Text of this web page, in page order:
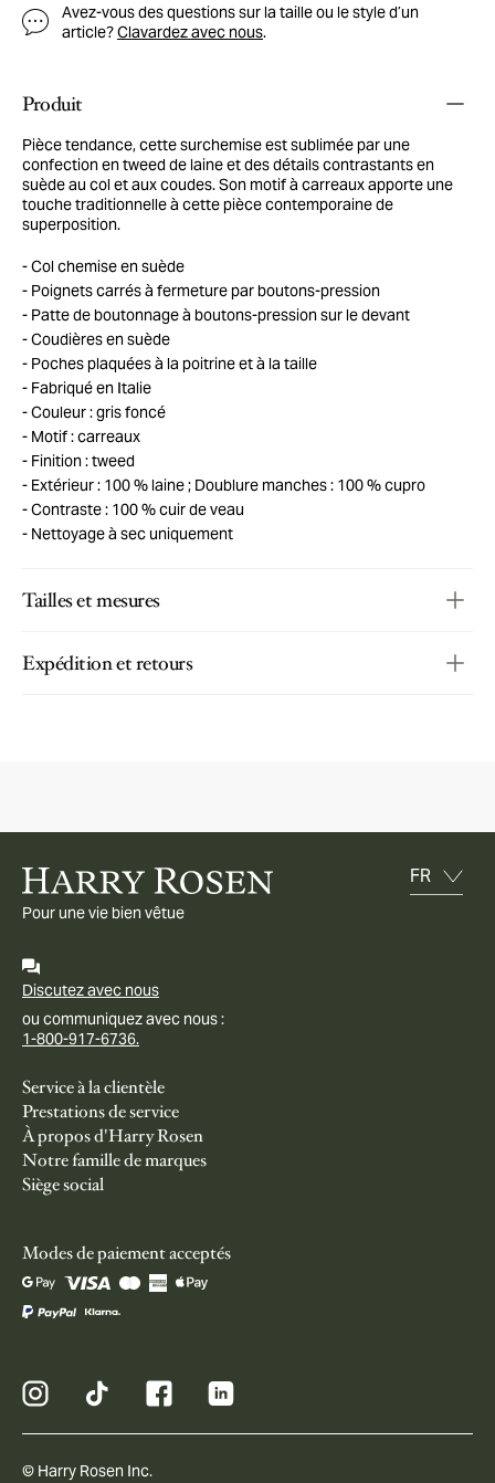
Avez-vous des questions sur la taille ou le style d’un
article?Clavardez avec nous.
Produit
Pièce tendance, cette surchemise est sublimée par une
confection en tweed de laine et des détails contrastants en
suède au col et aux coudes. Son motif à carreaux apporte une
touche traditionnelle à cette pièce contemporaine de
superposition.
Col chemise en suède
Poignets carrés à fermeture par boutons-pression
Patte de boutonnage à boutons-pression sur le devant
Coudières en suède
Poches plaquées à la poitrine et à la taille
Fabriqué en Italie
Couleur : gris foncé
Motif : carreaux
Finition : tweed
Extérieur : 100 % laine ; Doublure manches : 100 % cupro
Contraste : 100 % cuir de veau
Nettoyage à sec uniquement
Tailles et mesures
Expédition et retours
Pour une vie bien vêtue
Discutez avec nous
ou communiquez avec nous :
1-800-917-6736.
Service à la clientèle
Prestations de service
À propos d'Harry Rosen
Notre famille de marques
Siège social
Modes de paiement acceptés
© Harry Rosen Inc.